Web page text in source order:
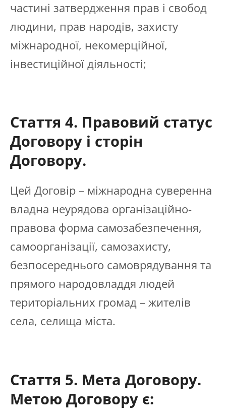
частині затвердження прав і свобод
людини, прав народів, захисту
міжнародної, некомерційної,
інвестиційної діяльності;
Стаття 4. Правовий статус
Договору і сторін
Договору.
Цей Договір – міжнародна суверенна
владна неурядова організаційно-
правова форма самозабезпечення,
самоорганізації, самозахисту,
безпосереднього самоврядування та
прямого народовладдя людей
територіальних громад – жителів
села, селища міста.
Стаття 5. Мета Договору.
Метою Договору є: